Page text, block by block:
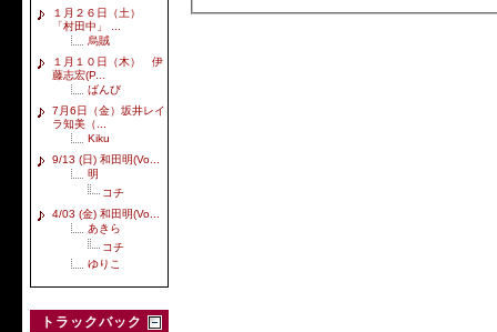
１月２６日（土）
「村田中」 ...
烏賊
１月１０日（木） 伊
藤志宏(P...
ばんび
7月6日（金）坂井レイ
ラ知美（...
Kiku
9/13 (日) 和田明(Vo...
明
コチ
4/03 (金) 和田明(Vo...
あきら
コチ
ゆりこ
トラックバック